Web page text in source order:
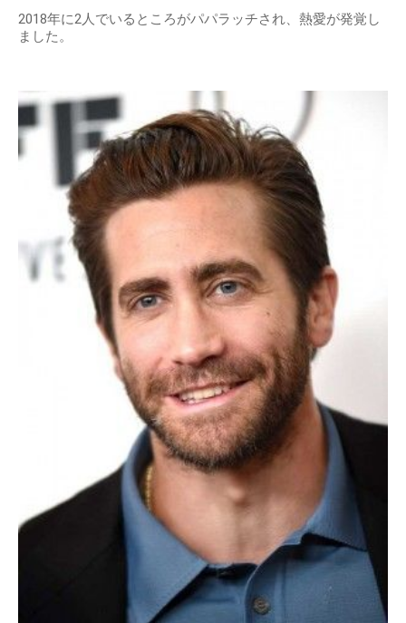
2018年に2人でいるところがパパラッチされ、熱愛が発覚し
ました。